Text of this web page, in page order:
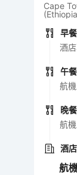
Cape
早餐
酒
午餐
航
晚餐
航
酒店
航